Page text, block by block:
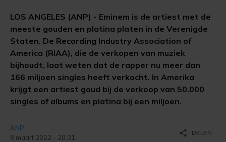
LOS ANGELES (ANP) - Eminem is de artiest met de
meeste gouden en platina platen in de Verenigde
Staten. De Recording Industry Association of
America (RIAA), die de verkopen van muziek
bijhoudt, laat weten dat de rapper nu meer dan
166 miljoen singles heeft verkocht. In Amerika
krijgt een artiest goud bij de verkoop van 50.000
singles of albums en platina bij een miljoen.
ANP
8 maart 2022 - 20:31
share DELEN